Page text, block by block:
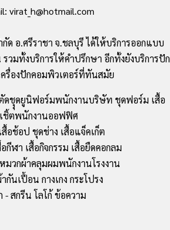
virat_h@hotmail.com
ด อ.ศรีราชา จ.ชลบุรี ได้ให้บริการออกแบบ
วมทั้งบริการให้คำปรึกษา อีกทั้งยังบริการปัก
ครื่องปักคอมพิวเตอร์ที่ทันสมัย
ดชุุดยูนิฟอร์มพนักงานบริษัท ชุดฟอร์ม เสื้อ
เชิ้ตพนักงานออฟฟิศ
อช้อป ชุดช่าง เสื้อแจ็คเก็ต
อกีฬา เสื้อกิจกรรม เสื้อยืดคอกลม
วกผ้าคลุมผมพนักงานโรงงาน
กันเปื้อน กางเกง กระโปรง
- สกรีน โลโก้ ข้อความ